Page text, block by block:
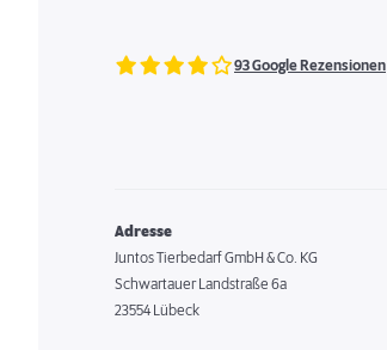
93 Google Rezensionen
Adresse
Juntos Tierbedarf GmbH & Co. KG
Schwartauer Landstraße 6a
23554 Lübeck